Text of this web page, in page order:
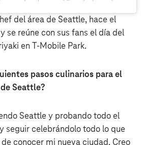
del área de Seattle, hace el
se reúne con sus fans el día del
en T‑Mobile Park.
pasos culinarios para el
Seattle?
Seattle y probando todo el
seguir celebrándolo todo lo que
conocer mi nueva ciudad. Creo